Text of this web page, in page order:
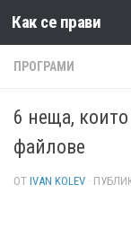
Към
Как се прави
ПРОГРАМИ
6 неща,
файлове
ОТ IVAN KOLEV ·